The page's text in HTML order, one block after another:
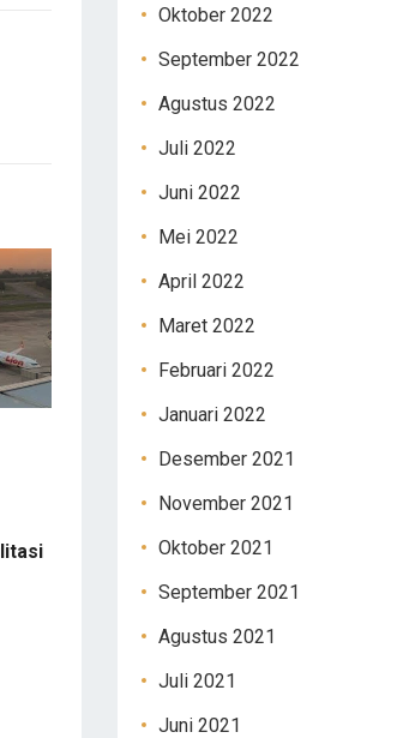
Oktober 2022
September 2022
Agustus 2022
Juli 2022
Juni 2022
Mei 2022
April 2022
Maret 2022
Februari 2022
Januari 2022
Desember 2021
November 2021
Oktober 2021
September 2021
Agustus 2021
Juli 2021
Juni 2021